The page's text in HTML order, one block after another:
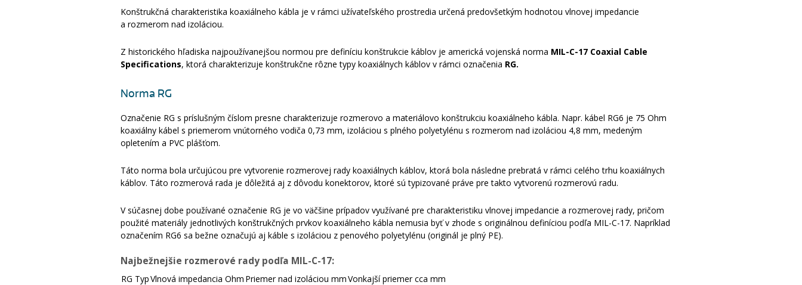
Konštrukčná charakteristika koaxiálneho kábla je v rámci užívateľského prostredia určená predovšetkým hodnotou vlnovej impedancie
a rozmerom nad izoláciou.
Z historického hľadiska najpoužívanejšou normou pre definíciu konštrukcie káblov je americká vojenská norma MIL-C-17 Coaxial Cable
Specifications, ktorá charakterizuje konštrukčne rôzne typy koaxiálnych káblov v rámci označenia RG.
Norma RG
Označenie RG s príslušným číslom presne charakterizuje rozmerovo a materiálovo konštrukciu koaxiálneho kábla. Napr. kábel RG6 je 75 Ohm
koaxiálny kábel s priemerom vnútorného vodiča 0,73 mm, izoláciou s plného polyetylénu s rozmerom nad izoláciou 4,8 mm, medeným
opletením a PVC plášťom.
Táto norma bola určujúcou pre vytvorenie rozmerovej rady koaxiálnych káblov, ktorá bola následne prebratá v rámci celého trhu koaxiálnych
káblov. Táto rozmerová rada je dôležitá aj z dôvodu konektorov, ktoré sú typizované práve pre takto vytvorenú rozmerovú radu.
V súčasnej dobe používané označenie RG je vo väčšine prípadov využívané pre charakteristiku vlnovej impedancie a rozmerovej rady, pričom
použité materiály jednotlivých konštrukčných prvkov koaxiálneho kábla nemusia byť v zhode s originálnou definíciou podľa MIL-C-17. Napríklad
označením RG6 sa bežne označujú aj káble s izoláciou z penového polyetylénu (originál je plný PE).
Najbežnejšie rozmerové rady podľa MIL-C-17:
RG TypVlnová impedancia Ohm Priemer nad izoláciou mmVonkajší priemer cca mm